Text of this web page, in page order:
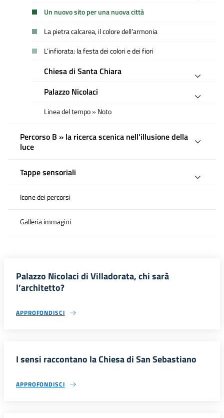
Un nuovo sito per una nuova città
La pietra calcarea, il colore dell’armonia
L’infiorata: la festa dei colori e dei fiori
Chiesa di Santa Chiara
Palazzo Nicolaci
Linea del tempo » Noto
Percorso B » la ricerca scenica nell'illusione della
luce
Tappe sensoriali
Icone dei percorsi
Galleria immagini
Palazzo Nicolaci di Villadorata, chi sarà
l’architetto?
APPROFONDISCI
I sensi raccontano la Chiesa di San Sebastiano
APPROFONDISCI